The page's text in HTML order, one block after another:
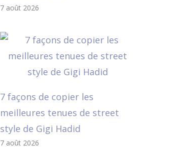
7 août 2026
7 façons de copier les
meilleures tenues de street
style de Gigi Hadid
7 août 2026